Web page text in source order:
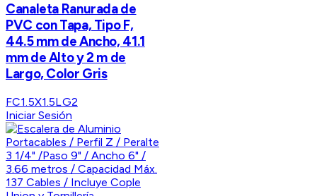
Canaleta Ranurada de
PVC con Tapa, Tipo F,
44.5 mm de Ancho, 41.1
mm de Alto y 2 m de
Largo, Color Gris
FC1.5X1.5LG2
Iniciar Sesión